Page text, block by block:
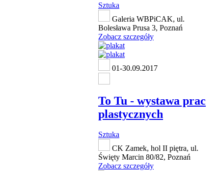
Sztuka
Galeria WBPiCAK, ul.
Bolesława Prusa 3, Poznań
Zobacz szczegóły
01-30.09.2017
To Tu - wystawa prac
plastycznych
Sztuka
CK Zamek, hol II piętra, ul.
Święty Marcin 80/82, Poznań
Zobacz szczegóły